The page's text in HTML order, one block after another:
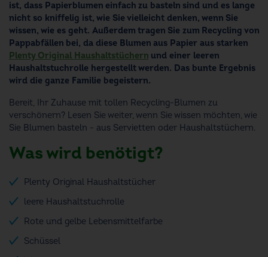
ist, dass Papierblumen einfach zu basteln sind und es lange
nicht so kniffelig ist, wie Sie vielleicht denken, wenn Sie
wissen, wie es geht. Außerdem tragen Sie zum Recycling von
Pappabfällen bei, da diese Blumen aus Papier aus starken
Plenty Original Haushaltstüchern und einer leeren
Haushaltstuchrolle hergestellt werden. Das bunte Ergebnis
wird die ganze Familie begeistern.
Bereit, Ihr Zuhause mit tollen Recycling-Blumen zu
verschönern? Lesen Sie weiter, wenn Sie wissen möchten, wie
Sie Blumen basteln - aus Servietten oder Haushaltstüchern.
Was wird benötigt?
Plenty Original Haushaltstücher
leere Haushaltstuchrolle
Rote und gelbe Lebensmittelfarbe
Schüssel